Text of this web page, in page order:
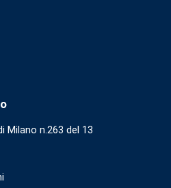
Milano n.263 del 13